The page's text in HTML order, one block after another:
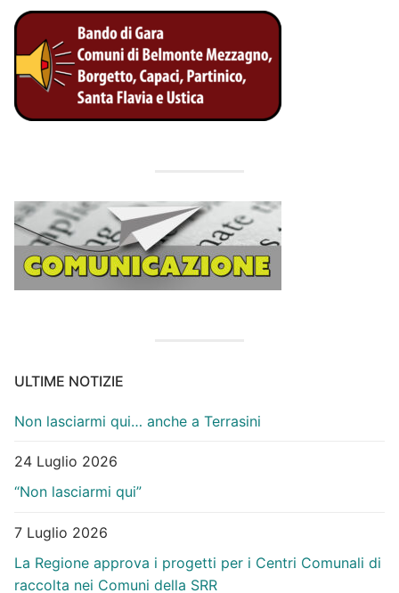
ULTIME NOTIZIE
Non lasciarmi qui… anche a Terrasini
24 Luglio 2026
“Non lasciarmi qui”
7 Luglio 2026
La Regione approva i progetti per i Centri Comunali di
raccolta nei Comuni della SRR